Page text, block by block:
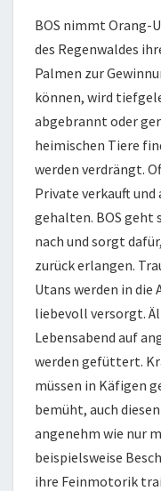
BOS nimmt Orang-
des Regenwaldes
Palmen zur
können, wird
abgebrannt oder
heimischen Tiere
werden verdrängt.
Private verkauft
gehalten. BOS geht
nach und sorgt
zurück erlangen.
Utans werden in
liebevoll versorgt.
Lebensabend auf
werden gefüttert.
müssen in Käfigen
bemüht, auch
angenehm wie nur
beispielsweise
ihre Feinmotorik